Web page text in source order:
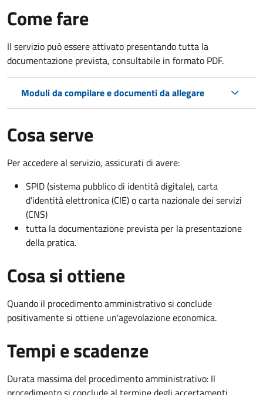
Come fare
Il servizio può essere attivato presentando tutta la
documentazione prevista, consultabile in formato PDF.
Moduli da compilare e documenti da allegare
Cosa serve
Per accedere al servizio, assicurati di avere:
SPID (sistema pubblico di identità digitale), carta
d’identità elettronica (CIE) o carta nazionale dei servizi
(CNS)
tutta la documentazione prevista per la presentazione
della pratica.
Cosa si ottiene
Quando il procedimento amministrativo si conclude
positivamente si ottiene un'agevolazione economica.
Tempi e scadenze
Durata massima del procedimento amministrativo: Il